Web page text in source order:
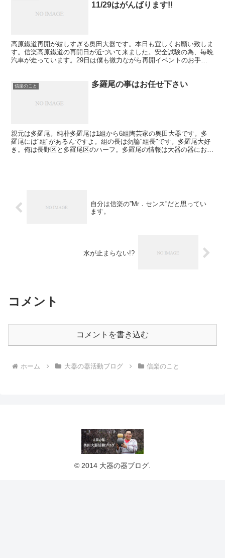
11/29はがんばります!!
高原鐵道再開が嬉しすぎる奥田大器です。本日も宜しくお願い致しま
す。信楽高原鐵道の再開日が近づいて来ました。安全試験の為、毎晩
汽車が走っています。29日は僕も微力ながら再開イベントのお手伝
信楽のこと 多羅尾の事はお任せ下さい
親元は多羅尾。純朴多羅尾は1組から6組陶芸家の奥田大器です。多
羅尾には"組"があるんですよ。組の長は勿論"組長"です。多羅尾大好
き。俺は長野区と多羅尾区のハーフ。多羅尾の情報は大器の器にお任
自分は信楽の”Mr．センス”だと思ってい
ます。
水が止まらない!?
コメント
コメントを書き込む
ホーム 大器の器活動ブログ 信楽のこと
© 2014 大器の器ブログ.